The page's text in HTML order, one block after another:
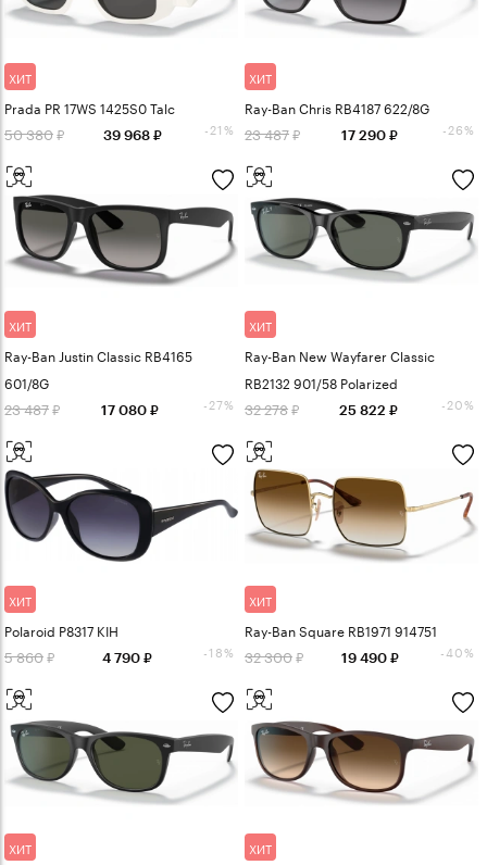
ХИТ
Prada PR 17WS 1425S0 Talc
50 380 39 968 -21%
ХИТ
Ray-Ban Chris RB4187 622/8G
23 487 17 290 -26%
ХИТ
Ray-Ban Justin Classic RB4165
601/8G
23 487 17 080 -27%
ХИТ
Ray-Ban New Wayfarer Classic
RB2132 901/58 Polarized
32 278 25 822 -20%
ХИТ
Polaroid P8317 KIH
5 860 4 790 -18%
ХИТ
Ray-Ban Square RB1971 914751
32 300 19 490 -40%
ХИТ ХИТ